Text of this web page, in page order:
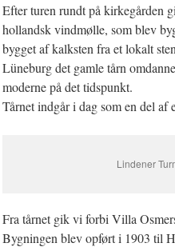
Efter turen rundt på kirkegården
hollandsk vindmølle, som blev
bygget af kalksten fra et lokalt
Lüneburg det gamle tårn
moderne på det tidspunkt.
Tårnet indgår i dag som en del af
Lindener
Fra tårnet gik vi forbi Villa
Bygningen blev opført i 1903 til